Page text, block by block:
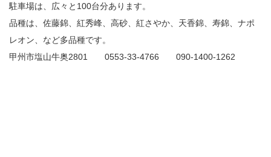
駐車場は、広々と100台分あります。
品種は、佐藤錦、紅秀峰、高砂、紅さやか、天香錦、寿錦、ナポ
レオン、など多品種です。
甲州市塩山牛奥2801 0553-33-4766 090-1400-1262